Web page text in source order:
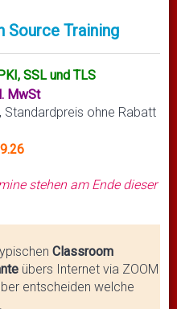
Source Training
SSL und TLS
MwSt
Standardpreis ohne Rabatt
stehen am Ende dieser
Classroom
übers Internet via ZOOM
entscheiden welche